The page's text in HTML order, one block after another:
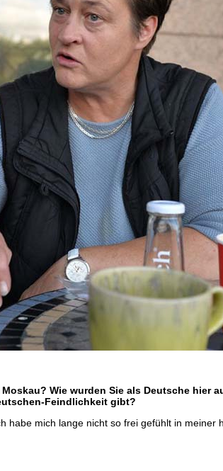
Wie wurden Sie als Deutsche hier
Feindlichkeit gibt?
habe mich lange nicht so frei gefühlt in